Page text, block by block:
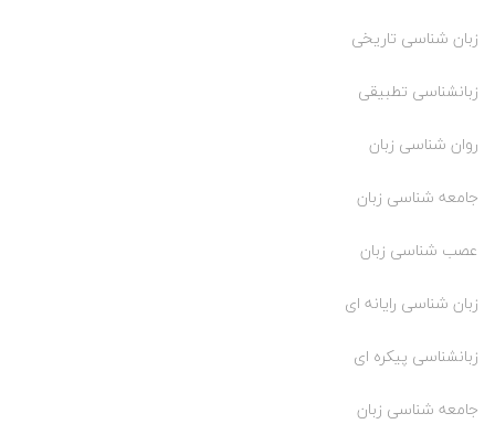
زبان شناسی تاریخی
زبانشناسی تطبیقی
روان شناسی زبان
جامعه شناسی زبان
عصب شناسی زبان
زبان شناسی رایانه ای
زبانشناسی پیکره ای
جامعه شناسی زبان